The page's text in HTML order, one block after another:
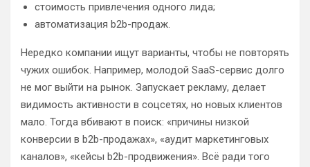
стоимость привлечения одного лида;
автоматизация b2b-продаж.
Нередко компании ищут варианты, чтобы не повторять
чужих ошибок. Например, молодой SaaS-сервис долго
не мог выйти на рынок. Запускает рекламу, делает
видимость активности в соцсетях, но новых клиентов
мало. Тогда вбивают в поиск: «причины низкой
конверсии в b2b-продажах», «аудит маркетинговых
каналов», «кейсы b2b-продвижения». Всё ради того